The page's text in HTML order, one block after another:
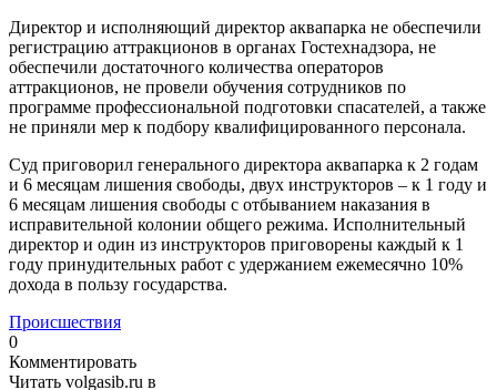
Директор и исполняющий директор аквапарка не обеспечили
регистрацию аттракционов в органах Гостехнадзора, не
обеспечили достаточного количества операторов
аттракционов, не провели обучения сотрудников по
программе профессиональной подготовки спасателей, а также
не приняли мер к подбору квалифицированного персонала.
Суд приговорил генерального директора аквапарка к 2 годам
и 6 месяцам лишения свободы, двух инструкторов – к 1 году и
6 месяцам лишения свободы с отбыванием наказания в
исправительной колонии общего режима. Исполнительный
директор и один из инструкторов приговорены каждый к 1
году принудительных работ с удержанием ежемесячно 10%
дохода в пользу государства.
Происшествия
0
Комментировать
Читать volgasib.ru в